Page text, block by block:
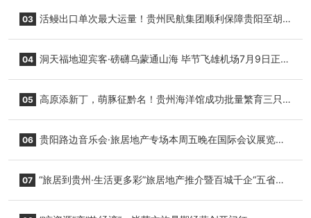
03 活鳗出口单次最大运量！贵州民航集团顺利保障贵阳至胡
04 洞天福地迎宾客·磅礴乌蒙通山海 毕节飞雄机场7月9日正式
05 高原添新丁，萌豚征黔名！贵州海洋馆成功批量繁育三只
06 贵阳路边音乐会·旅居地产专场本周五晚在国际会议展览中
07 “旅居到贵州·生活更多彩”旅居地产推介暨百城千企“五省